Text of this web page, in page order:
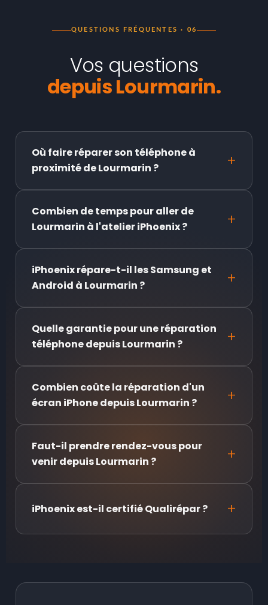
QUESTIONS FRÉQUENTES · 06
Vos questions
depuis Lourmarin.
Où faire réparer son téléphone à
proximité de Lourmarin ?
Combien de temps pour aller de
Lourmarin à l'atelier iPhoenix ?
iPhoenix répare-t-il les Samsung et
Android à Lourmarin ?
Quelle garantie pour une réparation
téléphone depuis Lourmarin ?
Combien coûte la réparation d'un
écran iPhone depuis Lourmarin ?
Faut-il prendre rendez-vous pour
venir depuis Lourmarin ?
iPhoenix est-il certifié Qualirépar ?